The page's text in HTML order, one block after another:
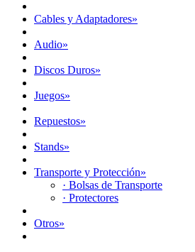
Cables y Adaptadores»
Audio»
Discos Duros»
Juegos»
Repuestos»
Stands»
Transporte y Protección»
· Bolsas de Transporte
· Protectores
Otros»